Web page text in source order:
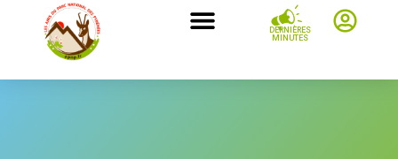
DERNIÈRES
MINUTES